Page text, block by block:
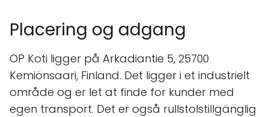
Placering og adgang
OP Koti ligger på Arkadiantie 5, 25700
Kemiönsaari, Finland. Det ligger i et industrielt
område og er let at finde for kunder med
egen transport. Det er også rullstolstillgänglig